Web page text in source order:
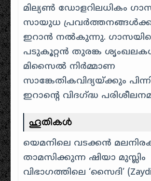
മില്യൺ ഡോളറിലധികം
സായുധ
ഇറാൻ നൽകുന്നു.
പടുകൂറ്റൻ തുരങ്ക
മിസൈൽ നിർമ്മാണ
സാങ്കേതികവിദ്യയ്ക്കും
ഇറാന്റെ വിദഗ്ദ്ധ
ഹൂതികൾ
യെമനിലെ വടക്കൻ
താമസിക്കുന്ന ഷിയാ മുസ്ലിം
വിഭാഗത്തിലെ ‘സൈദി’